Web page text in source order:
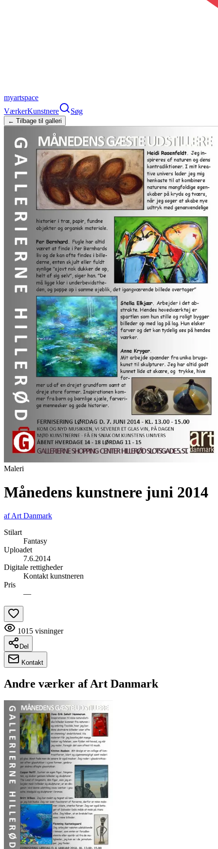
myartspace
VærkerKunstnere Søg
← Tilbage til galleri
Maleri
Månedens kunstnere juni 2014
afArt Danmark
Stilart
Fantasy
Uploadet
7.6.2014
Digitale rettigheder
Kontakt kunstneren
Pris
—
1015 visninger
Del
Kontakt
Andre værker afArt Danmark